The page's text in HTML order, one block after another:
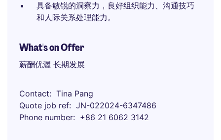
具备敏锐的洞察力，良好组织能力、沟通技巧
和人际关系处理能力。
What's on Offer
薪酬优渥 长期发展
Contact
Tina Pang
Quote job ref
JN-022024-6347486
Phone number
+86 21 6062 3142